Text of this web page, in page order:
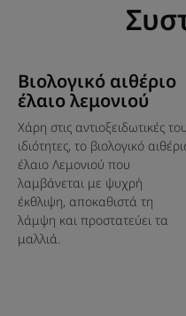
Βιολογικό αιθέριο
έλαιο λεμονιού
Χάρη στις αντιοξειδωτικές του
ιδιότητες, το βιολογικό
έλαιο Λεμονιού που
λαμβάνεται με ψυχρή
έκθλιψη, αποκαθιστά τη
λάμψη και προστατεύει τα
μαλλιά.